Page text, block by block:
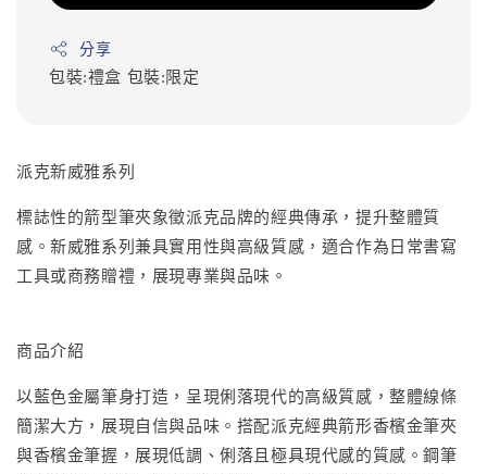
分享
包裝:禮盒 包裝:限定
派克新威雅系列
標誌性的箭型筆夾象徵派克品牌的經典傳承，提升整體質
感。新威雅系列兼具實用性與高級質感，適合作為日常書寫
工具或商務贈禮，展現專業與品味。
商品介紹
以藍色金屬筆身打造，呈現俐落現代的高級質感，整體線條
簡潔大方，展現自信與品味。搭配派克經典箭形香檳金筆夾
與香檳金筆握，展現低調、俐落且極具現代感的質感。鋼筆